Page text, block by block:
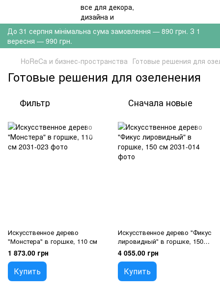
До 31 серпня мінімальна сума замовлення — 890 грн. З 1
вересня — 990 грн.
HoReCa и бизнес-пространства Готовые решения для
Готовые решения для озеленения
Фильтр Сначала новые
Искусственное дерево
"Монстера" в горшке, 110 см
1 873.00 грн
Купить
Искусственное дерево "Фикус
лировидный" в горшке, 150
см
4 055.00 грн
Купить